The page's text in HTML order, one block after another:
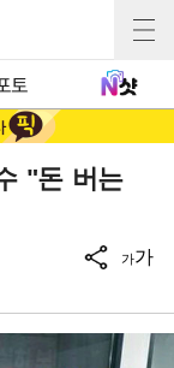
토
"돈 버는
가가